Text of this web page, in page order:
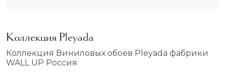
Коллекция Pleyada
Коллекция Виниловых обоев Pleyada фабрики
WALL UP Россия